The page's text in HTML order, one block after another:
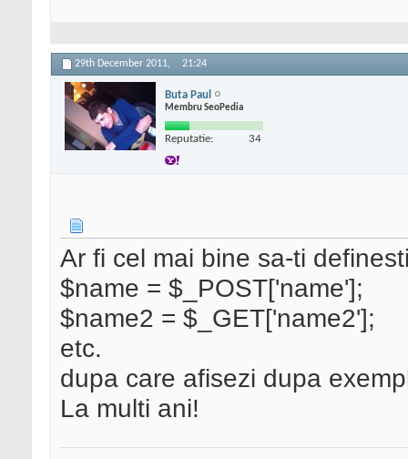
29th December 2011, 21:24
Buta Paul
Membru SeoPedia
Reputatie: 34
Ar fi cel mai bine sa-ti
$name = $_POST['name'];
$name2 = $_GET['name2'];
etc.
dupa care afisezi dupa
La multi ani!